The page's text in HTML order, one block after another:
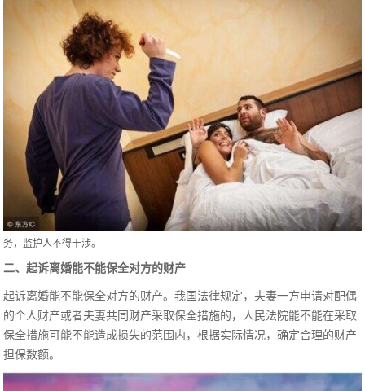
务，监护人不得干涉。
二、起诉离婚能不能保全对方的财产
起诉离婚能不能保全对方的财产。我国法律规定，夫妻一方申请对配偶
的个人财产或者夫妻共同财产采取保全措施的，人民法院能不能在采取
保全措施可能不能造成损失的范围内，根据实际情况，确定合理的财产
担保数额。